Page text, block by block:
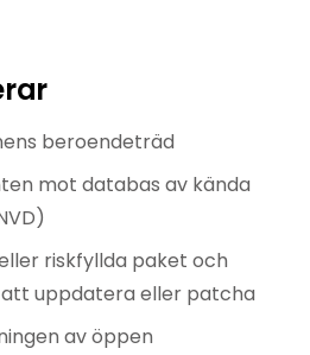
beroendeträd
mot databas av kända
riskfyllda paket och
uppdatera eller patcha
av öppen